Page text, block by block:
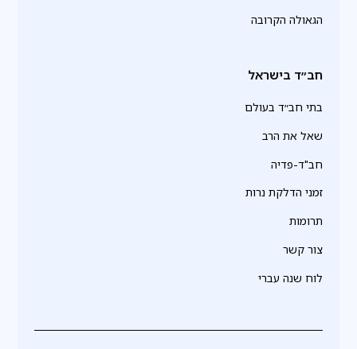
הגאולה הקרובה
חב״ד בישראל
בתי חב״ד בעולם
שאל את הרב
חב"ד-פדיה
זמני הדלקת נרות
תרומות
צור קשר
לוח שנה עברי